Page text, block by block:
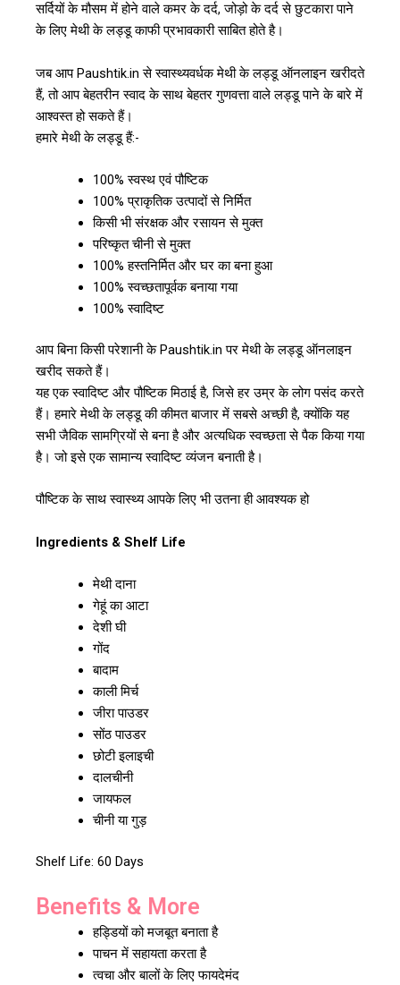
सर्दियों के मौसम में होने वाले कमर के दर्द, जोड़ो के दर्द से छुटकारा पाने
के लिए मेथी के लड्डू काफी प्रभावकारी साबित होते है।
जब आप Paushtik.in से स्वास्थ्यवर्धक मेथी के लड्डू ऑनलाइन खरीदते
हैं, तो आप बेहतरीन स्वाद के साथ बेहतर गुणवत्ता वाले लड्डू पाने के बारे में
आश्वस्त हो सकते हैं।
हमारे मेथी के लड्डू हैं:-
100% स्वस्थ एवं पौष्टिक
100% प्राकृतिक उत्पादों से निर्मित
किसी भी संरक्षक और रसायन से मुक्त
परिष्कृत चीनी से मुक्त
100% हस्तनिर्मित और घर का बना हुआ
100% स्वच्छतापूर्वक बनाया गया
100% स्वादिष्ट
आप बिना किसी परेशानी के Paushtik.in पर मेथी के लड्डू ऑनलाइन
खरीद सकते हैं।
यह एक स्वादिष्ट और पौष्टिक मिठाई है, जिसे हर उम्र के लोग पसंद करते
हैं। हमारे मेथी के लड्डू की कीमत बाजार में सबसे अच्छी है, क्योंकि यह
सभी जैविक सामग्रियों से बना है और अत्यधिक स्वच्छता से पैक किया गया
है। जो इसे एक सामान्य स्वादिष्ट व्यंजन बनाती है।
पौष्टिक के साथ स्वास्थ्य आपके लिए भी उतना ही आवश्यक हो
Ingredients & Shelf Life
मेथी दाना
गेहूं का आटा
देशी घी
गोंद
बादाम
काली मिर्च
जीरा पाउडर
सोंठ पाउडर
छोटी इलाइची
दालचीनी
जायफल
चीनी या गुड़
Shelf Life: 60 Days
Benefits & More
हड्डियों को मजबूत बनाता है
पाचन में सहायता करता है
त्वचा और बालों के लिए फायदेमंद